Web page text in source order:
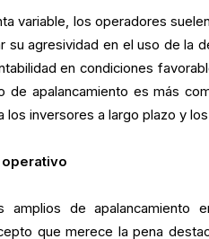
variable, los operadores
su agresividad en el uso de la
en condiciones
de apalancamiento es más
los inversores a largo plazo y
amplios de apalancamiento
que merece la pena